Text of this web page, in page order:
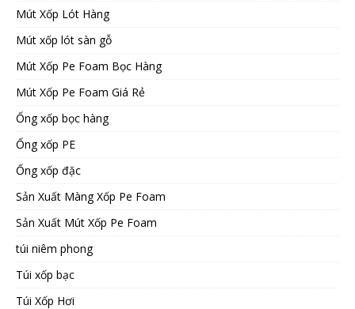
Mút Xốp Lót Hàng
Mút xốp lót sàn gỗ
Mút Xốp Pe Foam Bọc Hàng
Mút Xốp Pe Foam Giá Rẻ
Ống xốp bọc hàng
Ống xốp PE
Ống xốp đặc
Sản Xuất Màng Xốp Pe Foam
Sản Xuất Mút Xốp Pe Foam
túi niêm phong
Túi xốp bạc
Túi Xốp Hơi